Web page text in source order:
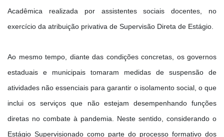
Acadêmica realizada por assistentes sociais docentes, no
exercício da atribuição privativa de Supervisão Direta de Estágio.
Ao mesmo tempo, diante das condições concretas, os governos
estaduais e municipais tomaram medidas de suspensão de
atividades não essenciais para garantir o isolamento social, o que
inclui os serviços que não estejam desempenhando funções
diretas no combate à pandemia. Neste sentido, considerando o
Estágio Supervisionado como parte do processo formativo dos